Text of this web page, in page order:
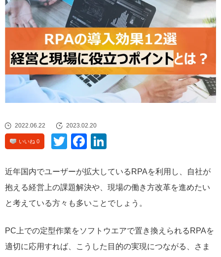
2022.06.22 2023.02.20
いいね 0 Twitte Face
近年国内でユーザーが拡大しているRPAを利用し、自社が
抱える経営上の課題解決や、現場の働き方改革を進めたい
と考えている方々も多いことでしょう。
PC上での定型作業をソフトウエアで置き換えられるRPAを
適切に応用すれば、こうした目的の実現につながる、さま